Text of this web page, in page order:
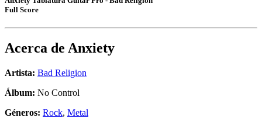
Full Score
Acerca de Anxiety
Artista: Bad Religion
Álbum: No Control
Géneros: Rock, Metal